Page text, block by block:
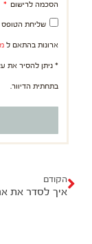
הסכמה לרישום
שליחת הטופס
ארונות בהתאם ל
* ניתן להסיר את
בתחתית הדיוור.
ו
הקודם
איך לסדר את